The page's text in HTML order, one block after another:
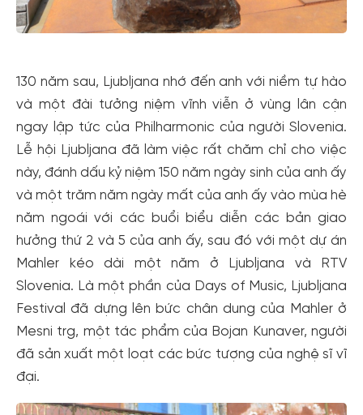
130 năm sau, Ljubljana nhớ đến anh với niềm tự hào
và một đài tưởng niệm vĩnh viễn ở vùng lân cận
ngay lập tức của Philharmonic của người Slovenia.
Lễ hội Ljubljana đã làm việc rất chăm chỉ cho việc
này, đánh dấu kỷ niệm 150 năm ngày sinh của anh ấy
và một trăm năm ngày mất của anh ấy vào mùa hè
năm ngoái với các buổi biểu diễn các bản giao
hưởng thứ 2 và 5 của anh ấy, sau đó với một dự án
Mahler kéo dài một năm ở Ljubljana và RTV
Slovenia. Là một phần của Days of Music, Ljubljana
Festival đã dựng lên bức chân dung của Mahler ở
Mesni trg, một tác phẩm của Bojan Kunaver, người
đã sản xuất một loạt các bức tượng của nghệ sĩ vĩ
đại.